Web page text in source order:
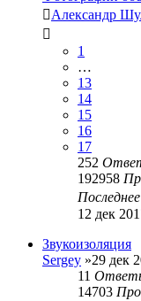
Александр
1
…
13
14
15
16
17
252
192958
12 дек
Звукоизоляция
Sergey »29 дек
11
14703